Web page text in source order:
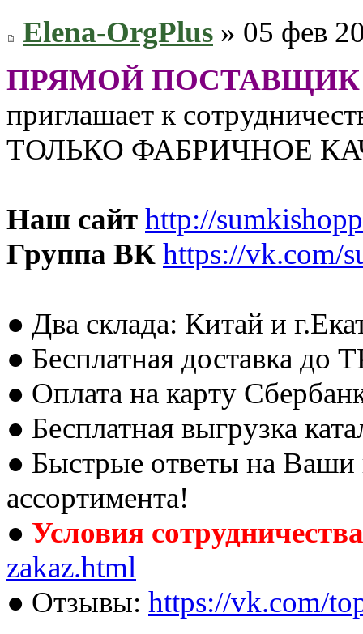
Elena-OrgPlus » 05 фев
ПРЯМОЙ ПОСТАВЩИК
приглашает к
ТОЛЬКО ФАБРИЧНОЕ
Наш сайт http://
Группа ВК https://vk.com/
● Два склада: Китай и
● Бесплатная доставка до
● Оплата на карту
● Бесплатная выгрузка
● Быстрые ответы на Ваши
ассортимента!
● Условия сотрудничества
zakaz.html
● Отзывы: https://vk.com/